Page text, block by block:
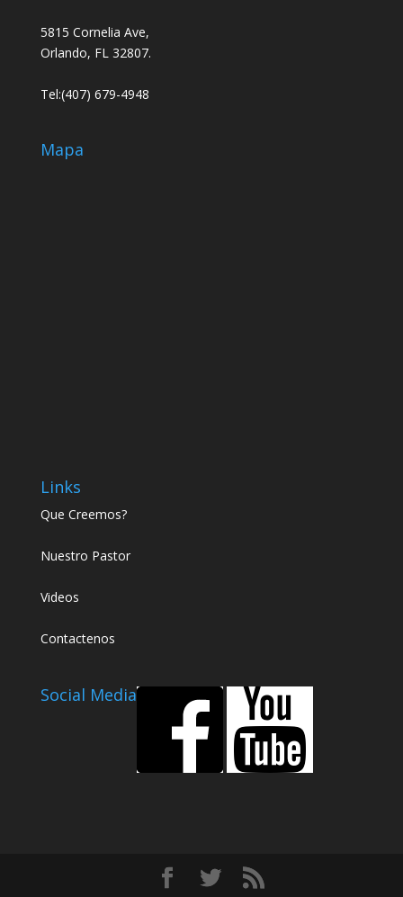
5815 Cornelia Ave,
Orlando, FL 32807.
Tel:(407) 679-4948
Mapa
Links
Que Creemos?
Nuestro Pastor
Videos
Contactenos
Social Media